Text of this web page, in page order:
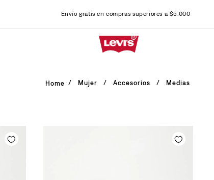
Envío gratis en compras superiores a $5.000
Mujer Accesorios Medias